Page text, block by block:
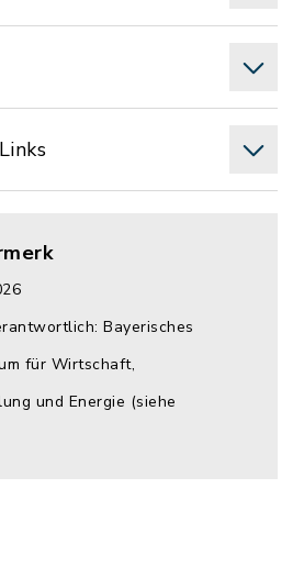
Bayerisches
für Wirtschaft,
und Energie (siehe